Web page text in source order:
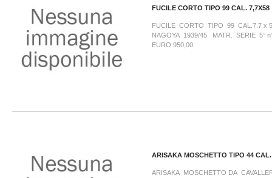
FUCILE CORTO TIPO 99 CAL. 7,7X58
FUCILE CORTO TIPO 99 CAL.7.7 x
NAGOYA 1939/45 MATR. SERIE 5°
EURO 950,00
ARISAKA MOSCHETTO TIPO 44
ARISAKA MOSCHETTO DA